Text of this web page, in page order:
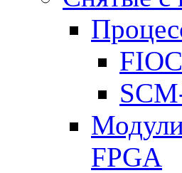
FPGA